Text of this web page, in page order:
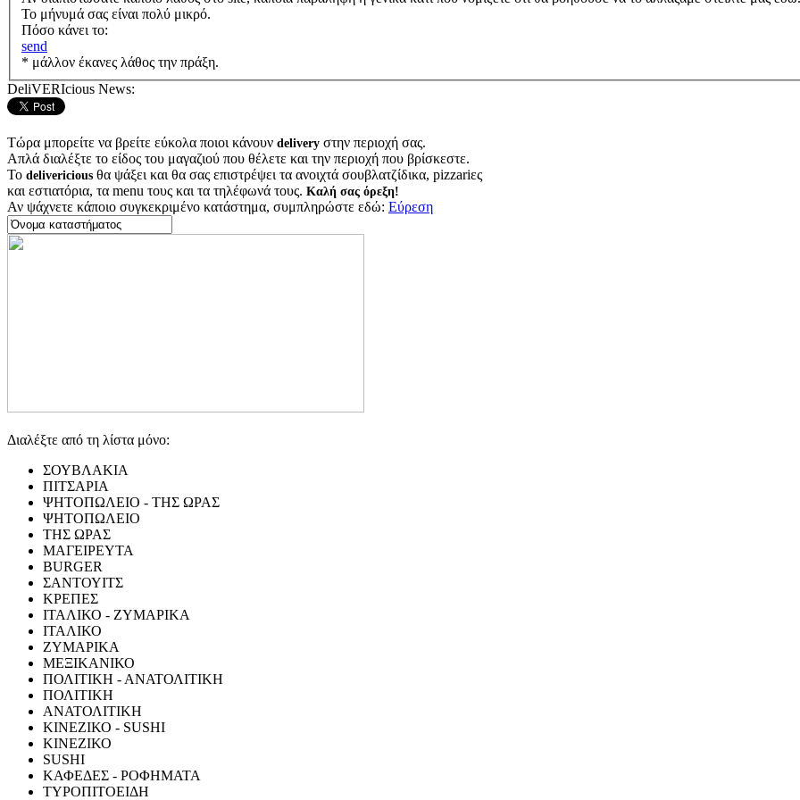
Το μήνυμά σας είναι πολύ μικρό.
Πόσο κάνει το:
send
* μάλλον έκανες λάθος την πράξη.
DeliVERIcious News:
Τώρα μπορείτε να βρείτε εύκολα ποιοι κάνουν delivery στην περιοχή σας.
Απλά διαλέξτε το είδος του μαγαζιού που θέλετε και την περιοχή που βρίσκεστε.
Το delivericious θα ψάξει και θα σας επιστρέψει τα ανοιχτά σουβλατζίδικα, pizzariες
και εστιατόρια, τα menu τους και τα τηλέφωνά τους. Καλή σας όρεξη!
Αν ψάχνετε κάποιο συγκεκριμένο κατάστημα, συμπληρώστε εδώ: Εύρεση
Διαλέξτε από τη λίστα μόνο:
ΣΟΥΒΛΑΚΙΑ
ΠΙΤΣΑΡΙΑ
ΨΗΤΟΠΩΛΕΙΟ - ΤΗΣ ΩΡΑΣ
ΨΗΤΟΠΩΛΕΙΟ
ΤΗΣ ΩΡΑΣ
ΜΑΓΕΙΡΕΥΤΑ
BURGER
ΣΑΝΤΟΥΙΤΣ
ΚΡΕΠΕΣ
ΙΤΑΛΙΚΟ - ΖΥΜΑΡΙΚΑ
ΙΤΑΛΙΚΟ
ΖΥΜΑΡΙΚΑ
ΜΕΞΙΚΑΝΙΚΟ
ΠΟΛΙΤΙΚΗ - ΑΝΑΤΟΛΙΤΙΚΗ
ΠΟΛΙΤΙΚΗ
ΑΝΑΤΟΛΙΤΙΚΗ
ΚΙΝΕΖΙΚΟ - SUSHI
ΚΙΝΕΖΙΚΟ
SUSHI
ΚΑΦΕΔΕΣ - ΡΟΦΗΜΑΤΑ
ΤΥΡΟΠΙΤΟΕΙΔΗ